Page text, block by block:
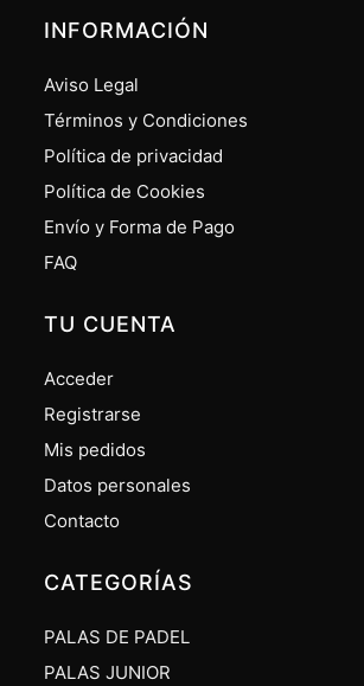
INFORMACIÓN
Aviso Legal
Términos y Condiciones
Política de privacidad
Política de Cookies
Envío y Forma de Pago
FAQ
TU CUENTA
Acceder
Registrarse
Mis pedidos
Datos personales
Contacto
CATEGORÍAS
PALAS DE PADEL
PALAS JUNIOR